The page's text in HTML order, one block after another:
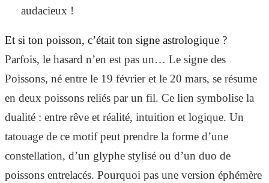
audacieux !
Et si ton poisson, c’était ton signe astrologique ?
Parfois, le hasard n’en est pas un… Le signe des
Poissons, né entre le 19 février et le 20 mars, se résume
en deux poissons reliés par un fil. Ce lien symbolise la
dualité : entre rêve et réalité, intuition et logique. Un
tatouage de ce motif peut prendre la forme d’une
constellation, d’un glyphe stylisé ou d’un duo de
poissons entrelacés. Pourquoi pas une version éphémère